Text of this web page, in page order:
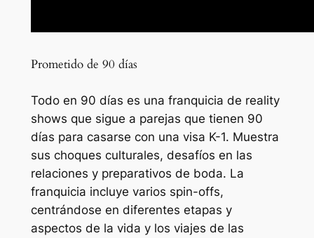
Prometido de 90 días
Todo en 90 días es una franquicia de reality
shows que sigue a parejas que tienen 90
días para casarse con una visa K-1. Muestra
sus choques culturales, desafíos en las
relaciones y preparativos de boda. La
franquicia incluye varios spin-offs,
centrándose en diferentes etapas y
aspectos de la vida y los viajes de las